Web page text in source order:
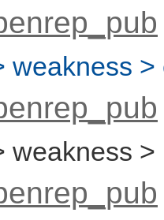
weakness >
weakness >